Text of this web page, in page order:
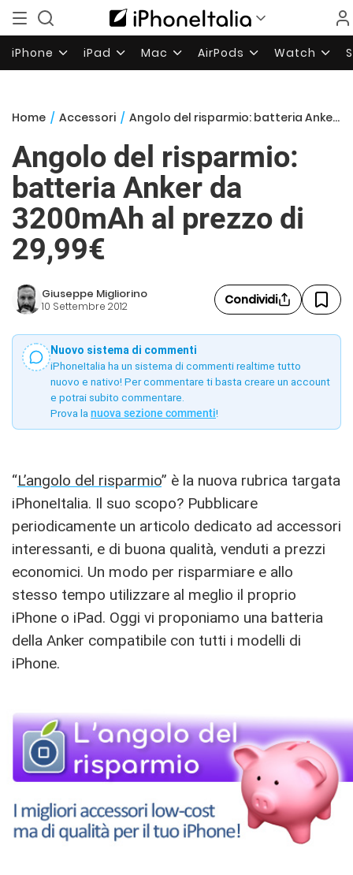
iPhone iPad Mac AirPods Watch
Home / Accessori / Angolo del risparmio: batteria Anker da 3200mAh al prezzo di 29,99€
Angolo del risparmio:
batteria Anker da
3200mAh al prezzo di
29,99€
Giuseppe Migliorino
10 Settembre 2012 Condividi
Nuovo sistema di commenti
iPhoneItalia ha un sistema di commenti realtime tutto
nuovo e nativo! Per commentare ti basta creare un account
e potrai subito commentare.
Prova la nuova sezione commenti!
“L’angolo del risparmio” è la nuova rubrica targata
iPhoneItalia. Il suo scopo? Pubblicare
periodicamente un articolo dedicato ad accessori
interessanti, e di buona qualità, venduti a prezzi
economici. Un modo per risparmiare e allo
stesso tempo utilizzare al meglio il proprio
iPhone o iPad. Oggi vi proponiamo una batteria
della Anker compatibile con tutti i modelli di
iPhone.